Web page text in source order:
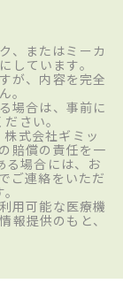
、またはミーカ
しています。
が、内容を完全
。
場合は、事前に
さい。
式会社ギミッ
賠償の責任を一
る場合には、お
ご連絡をいただ
用可能な医療機
報提供のもと、